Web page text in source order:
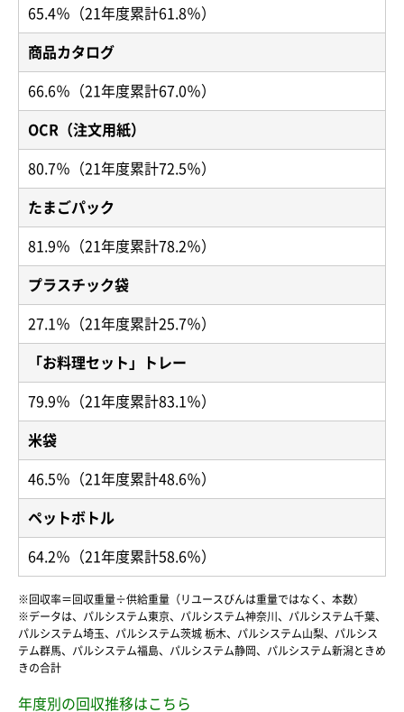
65.4％（21年度累計61.8％）
商品カタログ
66.6％（21年度累計67.0％）
OCR（注文用紙）
80.7％（21年度累計72.5％）
たまごパック
81.9％（21年度累計78.2％）
プラスチック袋
27.1％（21年度累計25.7％）
「お料理セット」トレー
79.9％（21年度累計83.1％）
米袋
46.5％（21年度累計48.6％）
ペットボトル
64.2％（21年度累計58.6％）
※回収率＝回収重量÷供給重量（リユースびんは重量ではなく、本数）
※データは、パルシステム東京、パルシステム神奈川、パルシステム千葉、
パルシステム埼玉、パルシステム茨城 栃木、パルシステム山梨、パルシス
テム群馬、パルシステム福島、パルシステム静岡、パルシステム新潟ときめ
きの合計
年度別の回収推移はこちら